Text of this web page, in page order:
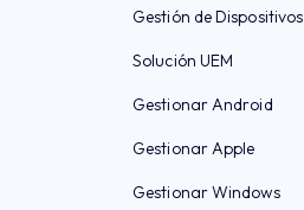
Gestión de Dispositivos
Solución UEM
Gestionar Android
Gestionar Apple
Gestionar Windows